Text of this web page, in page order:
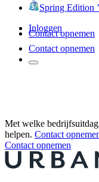
Spring Edition
Inloggen
Contact opnemen
Contact opnemen
Met welke
helpen. Contact
Contact opnemen